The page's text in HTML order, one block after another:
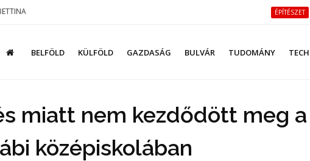
ÉPÍTÉSZET
BELFÖLD KÜLFÖLD GAZDASÁG BULVÁR TUDOMÁNY TECH
miatt nem kezdődött meg a
középiskolában